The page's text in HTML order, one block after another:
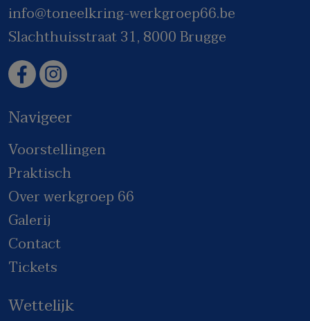
info@toneelkring-werkgroep66.be
Slachthuisstraat 31, 8000 Brugge
Navigeer
Voorstellingen
Praktisch
Over werkgroep 66
Galerij
Contact
Tickets
Wettelijk